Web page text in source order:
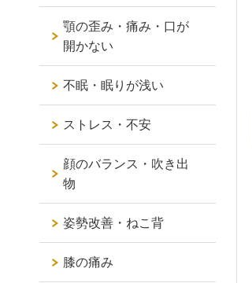
顎の歪み・痛み・口が
開かない
不眠・眠りが浅い
ストレス・不安
顔のバランス・吹き出
物
姿勢改善・ねこ背
膝の痛み